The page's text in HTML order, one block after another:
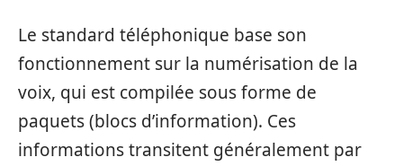
Le standard téléphonique base son
fonctionnement sur la numérisation de la
voix, qui est compilée sous forme de
paquets (blocs d’information). Ces
informations transitent généralement par